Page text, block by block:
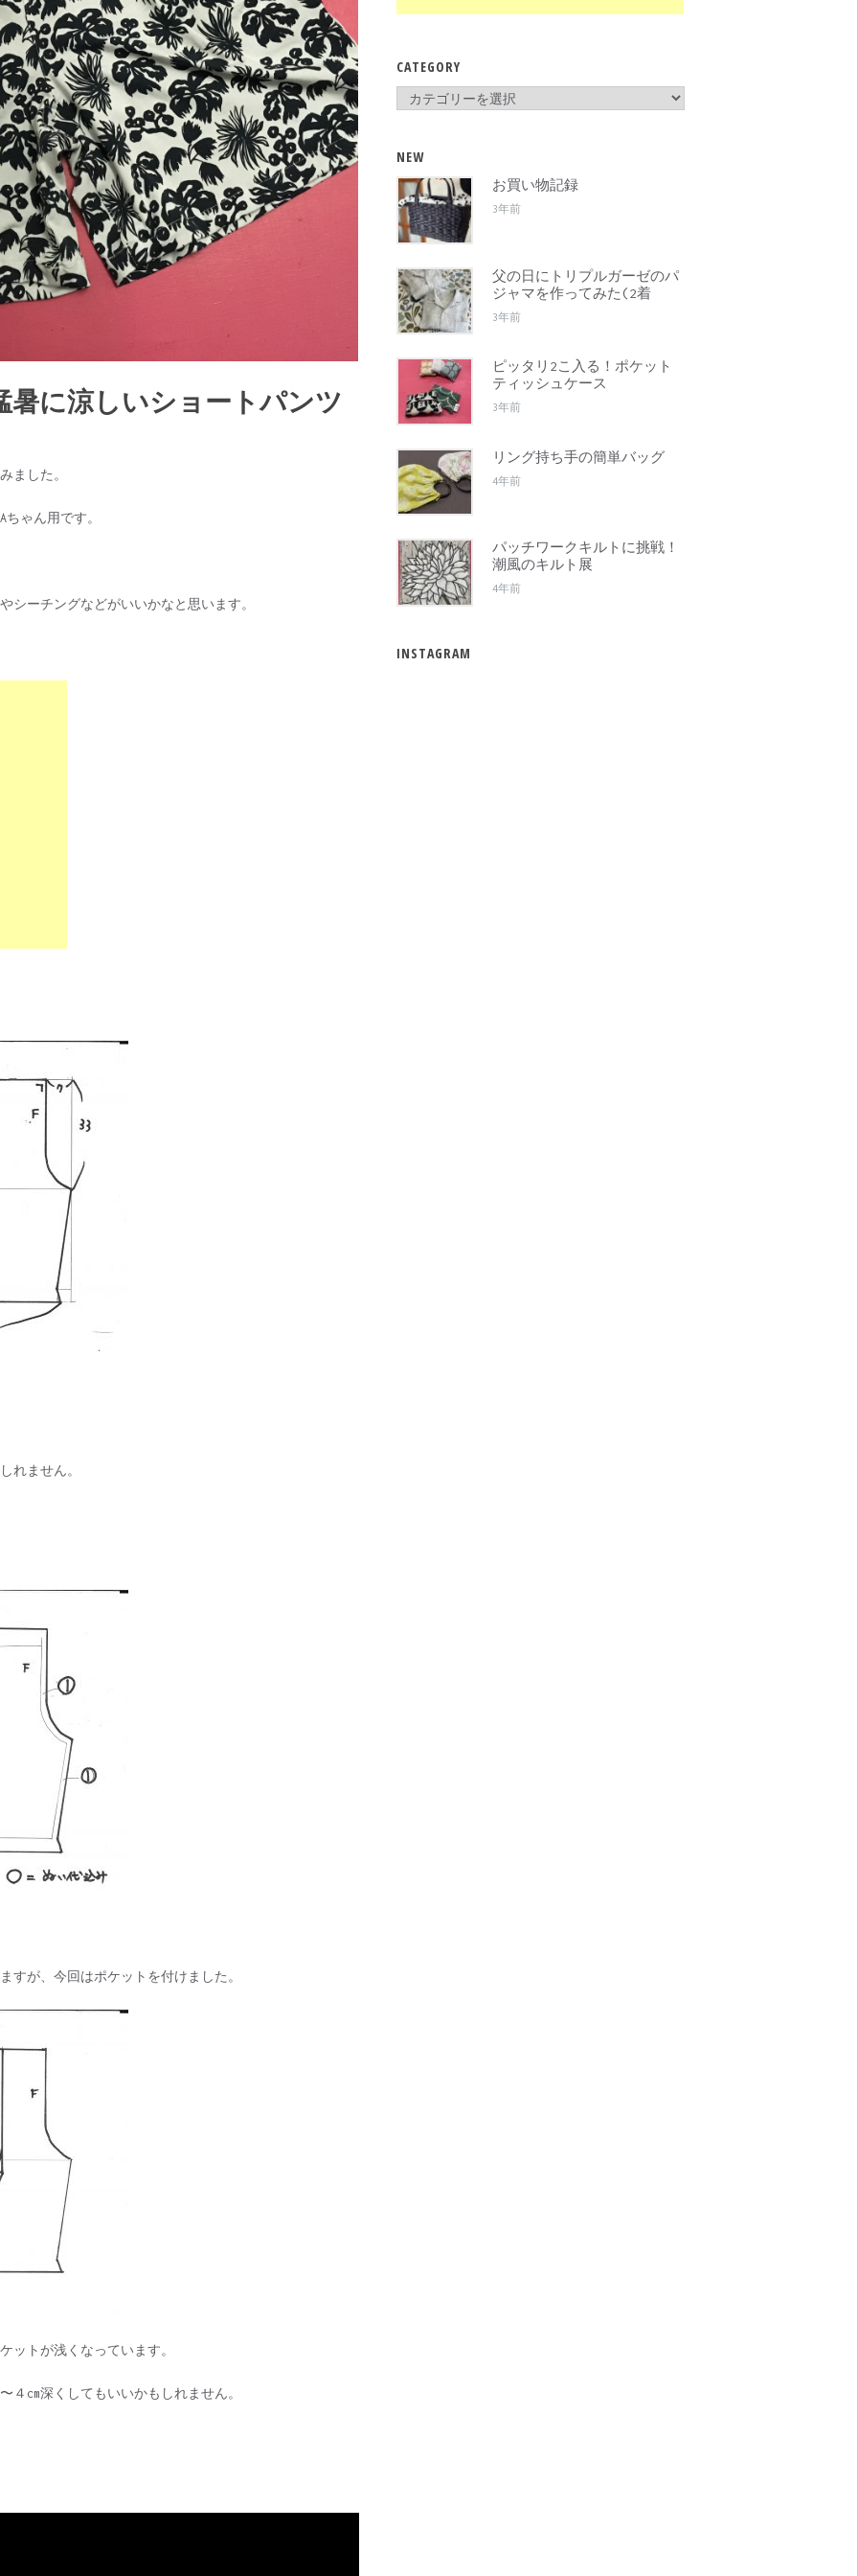
に涼しいショートパンツ
ました。
ゃん用です。
シーチングなどがいいかなと思います。
れません。
すが、今回はポケットを付けました。
ットが浅くなっています。
cm深くしてもいいかもしれません。
CATEGORY
Category
NEW
お買い物記録
3年前
父の日にトリプルガーゼのパ
ジャマを作ってみた(2着
3年前
ピッタリ2こ入る！ポケット
ティッシュケース
3年前
リング持ち手の簡単バッグ
4年前
パッチワークキルトに挑戦！
潮風のキルト展
4年前
INSTAGRAM